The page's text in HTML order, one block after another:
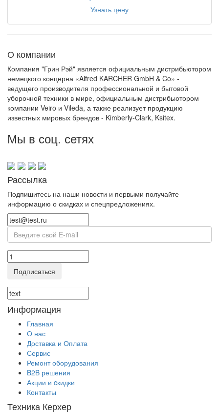
Узнать цену
О компании
Компания "Грин Рэй" является официальным дистрибьютором
немецкого концерна «Alfred KARCHER GmbH & Co» -
ведущего производителя профессиональной и бытовой
уборочной техники в мире, официальным дистрибьютором
компании Veiro и Vileda, а также реализует продукцию
известных мировых брендов - Kimberly-Clark, Ksitex.
Мы в соц. сетях
Рассылка
Подпишитесь на наши новости и первыми получайте
информацию о скидках и спецпредложениях.
Подписаться
Информация
Главная
О нас
Доставка и Оплата
Сервис
Ремонт оборудования
B2B решения
Акции и cкидки
Контакты
Техника Керхер